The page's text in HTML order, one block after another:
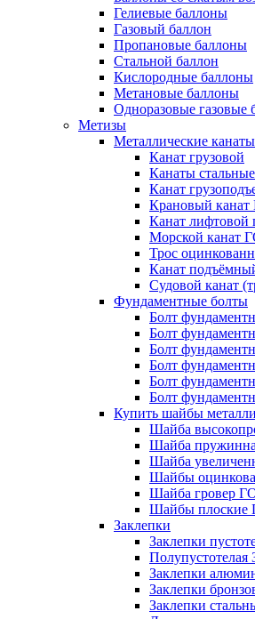
Гелиевые баллоны
Газовый баллон
Пропановые баллоны
Стальной баллон
Кислородные баллоны
Метановые баллоны
Одноразовые газовые
Метизы
Металлические канаты
Канат грузовой
Канаты
Канат
Крановый
Канат лифтовой
Морской канат
Трос
Канат
Судовой канат
Фундаментные болты
Болт
Болт
Болт
Болт
Болт
Болт
Купить шайбы
Шайба
Шайба
Шайба
Шайбы
Шайба гровер
Шайбы плоские
Заклепки
Заклепки
Полупустотелая
Заклепки
Заклепки
Заклепки